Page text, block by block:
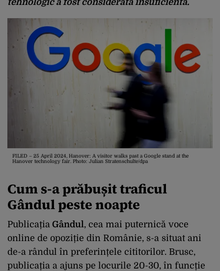
FILED – 25 April 2024, Hanover: A visitor walks past a Google stand at the
Hanover technology fair. Photo: Julian Stratenschulte/dpa
Cum s-a prăbușit traficul
Gândul peste noapte
Publicația Gândul, cea mai puternică voce
online de opoziție din Românie, s-a situat ani
de-a rândul în preferințele cititorilor. Brusc,
publicația a ajuns pe locurile 20-30, în funcție